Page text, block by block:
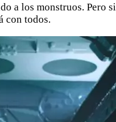
a los monstruos. Pero
con todos.